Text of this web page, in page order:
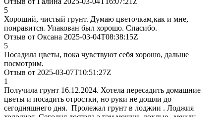
5
Хороший, чистый грунт. Думаю цветочкам,как и мне,
понравится. Упакован был хорошо. Спасибо.
Отзыв от Оксана 2025-03-04T08:38:15Z
5
Посадила цветы, пока чувствуют себя хорошо, дальше
посмотрим.
Отзыв от 2025-03-07T10:51:27Z
1
Получила грунт 16.12.2024. Хотела пересадить домашние
цветы и посадить отростки, но руки не дошли до
сегодняшнего дня. Пролежал грунт в лоджии . Лоджия